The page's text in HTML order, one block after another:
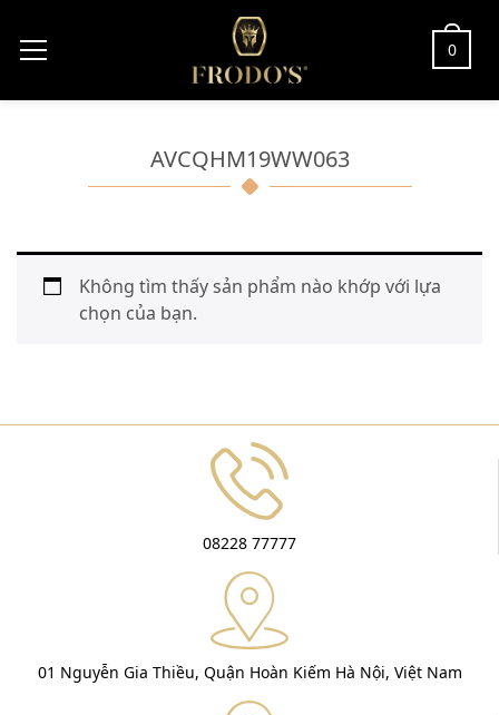
0
AVCQHM19WW063
Không tìm thấy sản phẩm nào khớp với lựa
chọn của bạn.
08228 77777
01 Nguyễn Gia Thiều, Quận Hoàn Kiếm Hà Nội, Việt Nam